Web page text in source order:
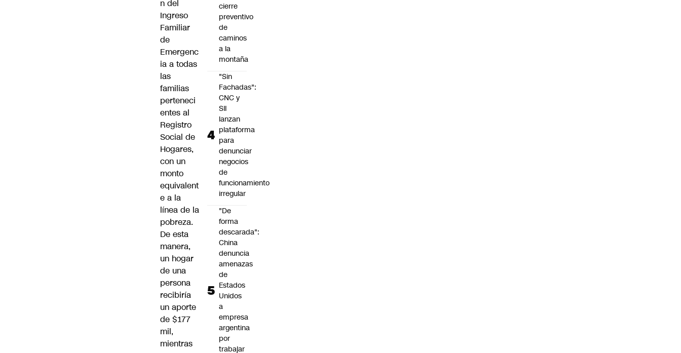
n del
Ingreso
Familiar
de
Emergenc
ia a todas
las
familias
perteneci
entes al
Registro
Social de
Hogares,
con un
monto
equivalent
e a la
línea de la
pobreza.
De esta
manera,
un hogar
de una
persona
recibiría
un aporte
de $177
mil,
mientras
cierre
preventivo
de
caminos
a la
montaña
"Sin
Fachadas":
CNC y
SII
lanzan
plataforma
para
denunciar
negocios
de
funcionamiento
irregular
"De
forma
descarada":
China
denuncia
amenazas
de
Estados
Unidos
a
empresa
argentina
por
trabajar